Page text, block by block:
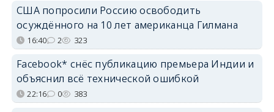
США попросили Россию освободить
осуждённого на 10 лет американца Гилмана
16:40 2 323
Facebook* снёс публикацию премьера Индии и
объяснил всё технической ошибкой
22:16 0 383